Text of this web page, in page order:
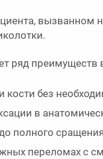
вызванном
ряд
кости без
в
полного
переломах с